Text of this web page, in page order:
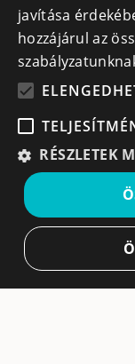
Lépj
+40 740 856
Iratkozz
legfontosabb
javítása
hozzájárul az
RÉSZLETEK